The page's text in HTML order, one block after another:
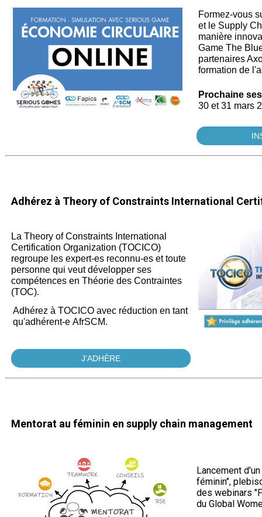
Formez-vous
et le Supply
manière
Game The
partenaires
formation de
Prochaine
30 et 31 mars
Adhérez à Theory of Constraints International
La Theory of Constraints International
Certification Organization (TOCICO)
regroupe les expert-es reconnu-es et toute
personne qui veut développer ses
compétences en Théorie des Contraintes
(TOC).
Adhérez à TOCICO avec réduction en tant
qu'adhérent-e AfrSCM.
J'ADHÈRE
Mentorat au féminin en supply chain management
Lancement
féminin",
des webinars
du Global